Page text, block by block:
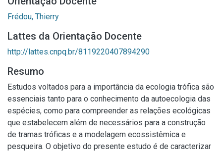
Frédou, Thierry
Lattes da Orientação Docente
http://lattes.cnpq.br/8119220407894290
Resumo
Estudos voltados para a importância da ecologia trófica são
essenciais tanto para o conhecimento da autoecologia das
espécies, como para compreender as relações ecológicas
que estabelecem além de necessários para a construção
de tramas tróficas e a modelagem ecossistêmica e
pesqueira. O objetivo do presente estudo é de caracterizar